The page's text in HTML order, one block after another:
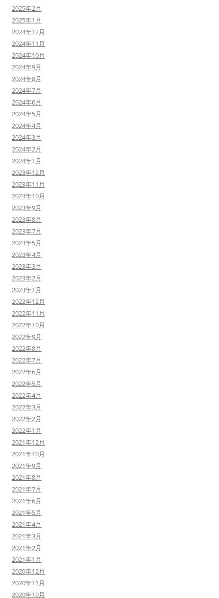
2025年2月
2025年1月
2024年12月
2024年11月
2024年10月
2024年9月
2024年8月
2024年7月
2024年6月
2024年5月
2024年4月
2024年3月
2024年2月
2024年1月
2023年12月
2023年11月
2023年10月
2023年9月
2023年8月
2023年7月
2023年5月
2023年4月
2023年3月
2023年2月
2023年1月
2022年12月
2022年11月
2022年10月
2022年9月
2022年8月
2022年7月
2022年6月
2022年5月
2022年4月
2022年3月
2022年2月
2022年1月
2021年12月
2021年10月
2021年9月
2021年8月
2021年7月
2021年6月
2021年5月
2021年4月
2021年3月
2021年2月
2021年1月
2020年12月
2020年11月
2020年10月